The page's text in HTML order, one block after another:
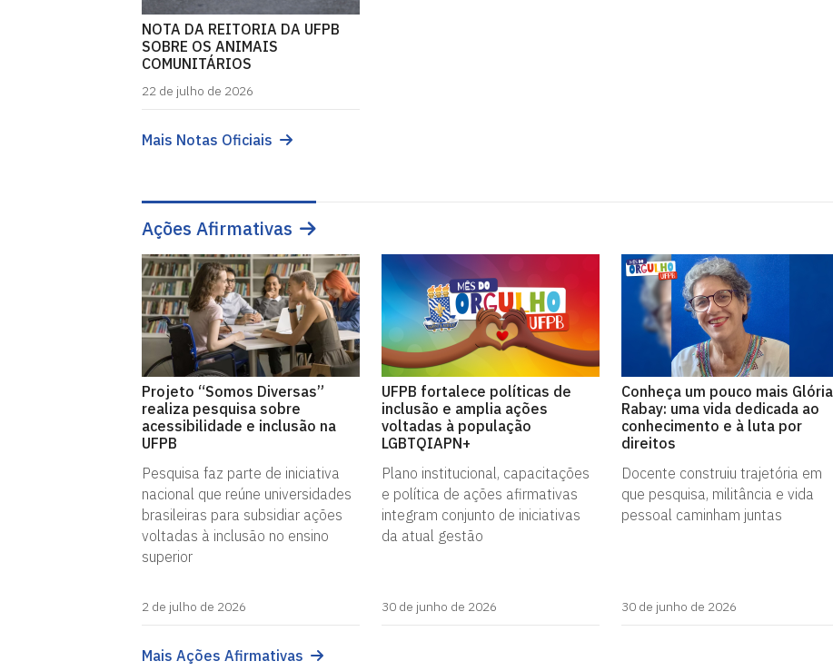
NOTA DA REITORIA DA UFPB
SOBRE OS ANIMAIS
COMUNITÁRIOS
22 de julho de 2026
Mais Notas Oficiais
Ações Afirmativas
Projeto “Somos Diversas”
realiza pesquisa sobre
acessibilidade e inclusão na
UFPB
Pesquisa faz parte de iniciativa
nacional que reúne universidades
brasileiras para subsidiar ações
voltadas à inclusão no ensino
superior
2 de julho de 2026
UFPB fortalece políticas de
inclusão e amplia ações
voltadas à população
LGBTQIAPN+
Plano institucional, capacitações
e política de ações afirmativas
integram conjunto de iniciativas
da atual gestão
30 de junho de 2026
Conheça um pouco mais Glória
Rabay: uma vida dedicada ao
conhecimento e à luta por
direitos
Docente construiu trajetória em
que pesquisa, militância e vida
pessoal caminham juntas
30 de junho de 2026
Mais Ações Afirmativas